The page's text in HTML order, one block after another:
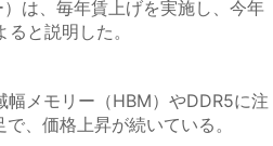
は、毎年賃上げを実施し、今年
と説明した。
メモリー（HBM）やDDR5に注
、価格上昇が続いている。